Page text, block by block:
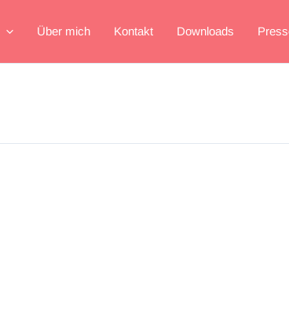
Über mich Kontakt Downloads